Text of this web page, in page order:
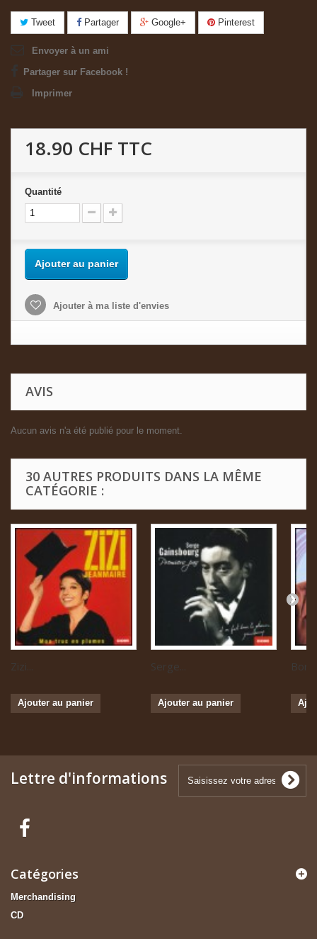
Tweet Partager Google+ Pinterest
Envoyer à un ami
Partager sur Facebook !
Imprimer
18.90 CHF TTC
Quantité
Ajouter au panier
Ajouter à ma liste d'envies
AVIS
Aucun avis n'a été publié pour le moment.
30 AUTRES PRODUITS DANS LA MÊME
CATÉGORIE :
Zizi...
Ajouter au panier
Serge...
Ajouter au panier
Lettre d'informations
Catégories
Merchandising
CD